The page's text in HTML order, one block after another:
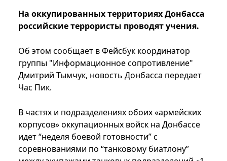
На оккупированных территориях Донбасса
российские террористы проводят учения.
Об этом сообщает в Фейсбук координатор
группы "Информационное сопротивление"
Дмитрий Тымчук, новость Донбасса передает
Час Пик.
В частях и подразделениях обоих «армейских
корпусов» оккупационных войск на Донбассе
идет “неделя боевой готовности” с
соревнованиями по “танковому биатлону”